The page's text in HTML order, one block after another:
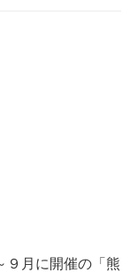
月に開催の「熊